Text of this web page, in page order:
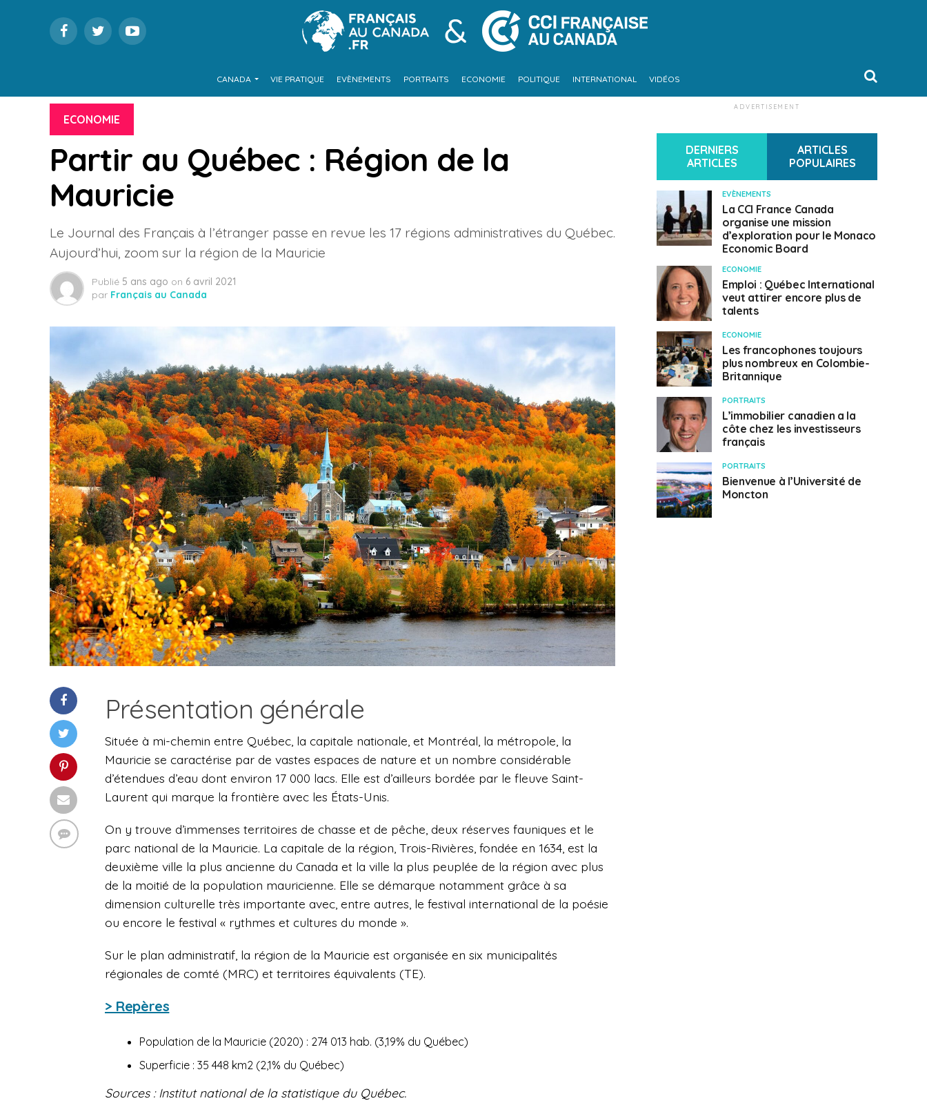
CANADA VIE PRATIQUE EVÈNEMENTS PORTRAITS ECONOMIE POLITIQUE INTERNATIONAL VIDÉOS
ECONOMIE
Partir au Québec : Région de la
Mauricie
Le Journal des Français à l’étranger passe en revue les 17 régions administratives du Québec.
Aujourd’hui, zoom sur la région de la Mauricie
Publié 5 ans ago on 6 avril 2021
par Français au Canada
Présentation générale
Située à mi-chemin entre Québec, la capitale nationale, et Montréal, la métropole, la
Mauricie se caractérise par de vastes espaces de nature et un nombre considérable
d’étendues d’eau dont environ 17 000 lacs. Elle est d’ailleurs bordée par le fleuve Saint-
Laurent qui marque la frontière avec les États-Unis.
On y trouve d’immenses territoires de chasse et de pêche, deux réserves fauniques et le
parc national de la Mauricie. La capitale de la région, Trois-Rivières, fondée en 1634, est la
deuxième ville la plus ancienne du Canada et la ville la plus peuplée de la région avec plus
de la moitié de la population mauricienne. Elle se démarque notamment grâce à sa
dimension culturelle très importante avec, entre autres, le festival international de la poésie
ou encore le festival « rythmes et cultures du monde ».
Sur le plan administratif, la région de la Mauricie est organisée en six municipalités
régionales de comté (MRC) et territoires équivalents (TE).
> Repères
Population de la Mauricie (2020) : 274 013 hab. (3,19% du Québec)
Superficie : 35 448 km2 (2,1% du Québec)
Sources : Institut national de la statistique du Québec.
ADVERTISEMENT
DERNIERS
ARTICLES
ARTICLES
POPULAIRES
EVÈNEMENTS
La CCI France Canada
organise une mission
d’exploration pour le Monaco
Economic Board
ECONOMIE
Emploi : Québec International
veut attirer encore plus de
talents
ECONOMIE
Les francophones toujours
plus nombreux en Colombie-
Britannique
PORTRAITS
L’immobilier canadien a la
côte chez les investisseurs
français
PORTRAITS
Bienvenue à l’Université de
Moncton